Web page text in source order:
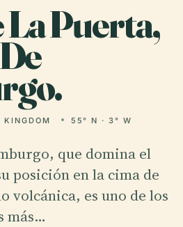
La Puerta,
KINGDOM 55° N · 3° W
que domina el
posición en la cima de
volcánica, es uno de los
más…